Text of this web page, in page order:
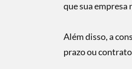
que sua empresa
Além disso, a
prazo ou